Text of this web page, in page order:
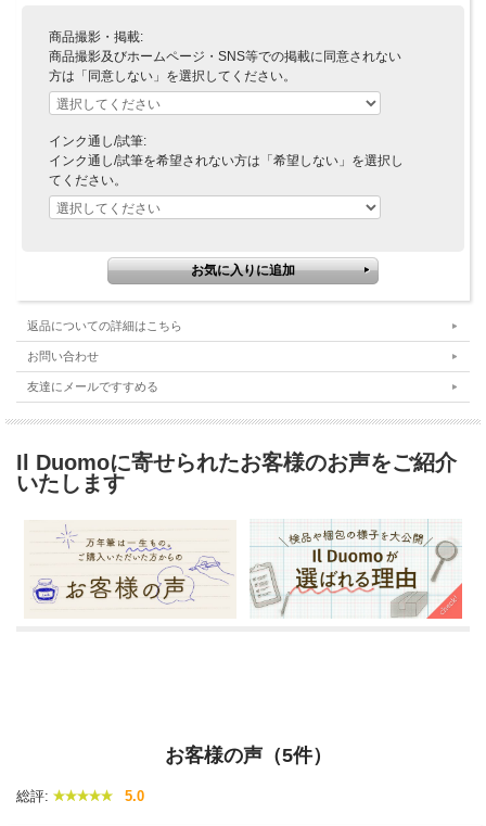
商品撮影・掲載:
商品撮影及びホームページ・SNS等での掲載に同意されない
方は「同意しない」を選択してください。
インク通し/試筆:
インク通し/試筆を希望されない方は「希望しない」を選択し
てください。
返品についての詳細はこちら
お問い合わせ
友達にメールですすめる
Il Duomoに寄せられたお客様のお声をご紹介
いたします
お客様の声（5件）
総評: 5.0